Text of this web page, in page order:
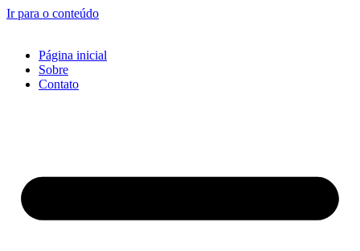
Ir para o conteúdo
Página inicial
Sobre
Contato